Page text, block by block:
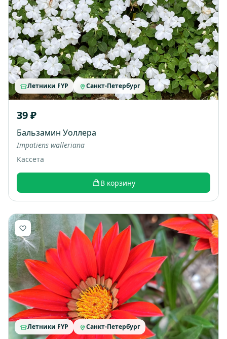
Летники FYP Санкт-Петербург
39 ₽
Бальзамин Уоллера
Impatiens walleriana
Кассета
В корзину
Летники FYP Санкт-Петербург